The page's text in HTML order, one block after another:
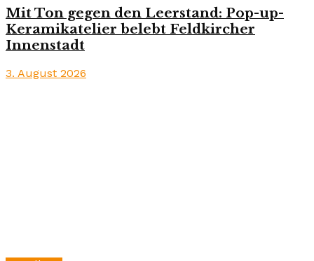
Mit Ton gegen den Leerstand: Pop-up-
Keramikatelier belebt Feldkircher
Innenstadt
3. August 2026